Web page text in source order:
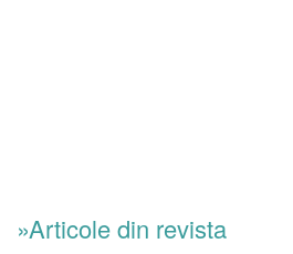
»Articole din revista